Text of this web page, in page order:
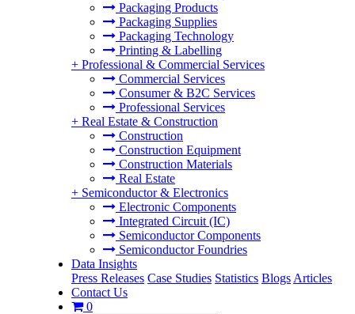
Packaging Products
Packaging Supplies
Packaging Technology
Printing & Labelling
+ Professional & Commercial Services
Commercial Services
Consumer & B2C Services
Professional Services
+ Real Estate & Construction
Construction
Construction Equipment
Construction Materials
Real Estate
+ Semiconductor & Electronics
Electronic Components
Integrated Circuit (IC)
Semiconductor Components
Semiconductor Foundries
Data Insights
Press Releases Case Studies Statistics Blogs Articles
Contact Us
0